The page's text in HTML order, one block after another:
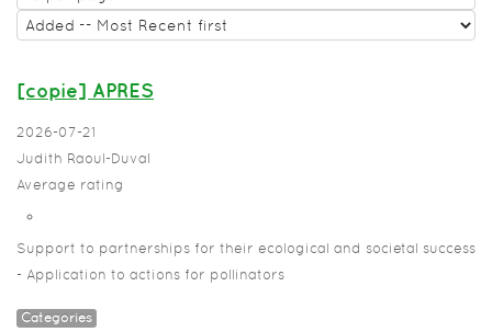
[copie] APRES
2026-07-21
Judith Raoul-Duval
Average rating
Support to partnerships for their ecological and societal success
- Application to actions for pollinators
Categories